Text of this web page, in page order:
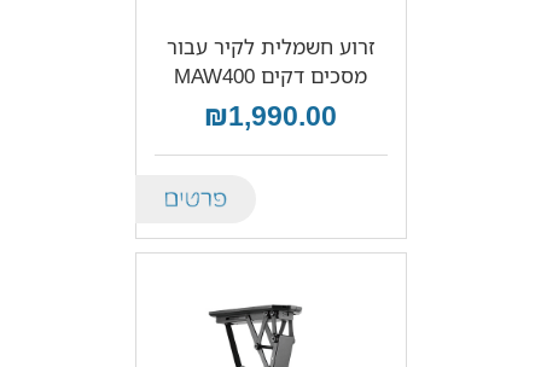
זרוע חשמלית לקיר עבור
מסכים דקים MAW400
₪1,990.00